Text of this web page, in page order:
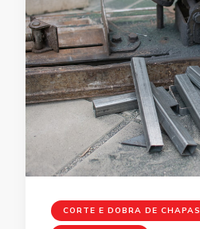
CORTE E DOBRA DE CHAPAS